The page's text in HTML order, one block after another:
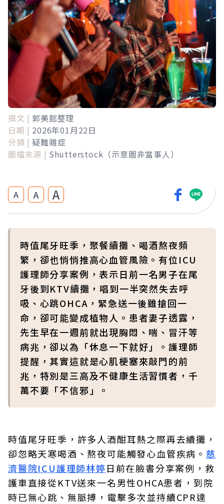
撰文 | 郭美懿整理
日期 | 2026年01月22日
分類 | 疑難雜症
圖檔來源 | Shutterstock（示意圖非當事人）
A A A
時值尾牙旺季，聚餐續攤、喝酒熬夜頻
繁，卻也悄悄推高心血管風險。有位ICU
護理師分享案例，表示日前一名男子在尾
牙後到KTV續攤，唱到一半突然失去呼
吸、心跳OHCA，緊急送一後雖搶回一
命，卻可能變成植物人。患者妻子透露，
先生早在一週前就出現胸悶、喘、冒汗等
病兆，卻以為「休息一下就好」。護理師
提醒，其實這就是心肌梗塞來敲門的前
兆，特別是三高及不健康生活習慣者，千
萬不要「不信邪」。
時值尾牙旺季，許多人酒酣耳熱之際再去續攤，
卻忽略天寒喝酒、熬夜可能觸發心血管疾病。 慈
濟醫院ICU護理師林婷日前在臉書分享案例，救
護車直接從KTV送來一名男性OHCA患者，到院
時已無心跳、無脈搏，電擊多次並持續CPR達